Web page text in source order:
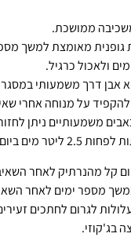
ממושכת.
גופנית מאומצת למשך
ולאכול כרגיל.
אבן דרך משמעותי
על מנוחה אחרי
משמעותיים ניתן
מים ביום.
קל מהנרתיק לאחר
מספר ימים לאחר
לגרום לחתכים
בג'קוזי.